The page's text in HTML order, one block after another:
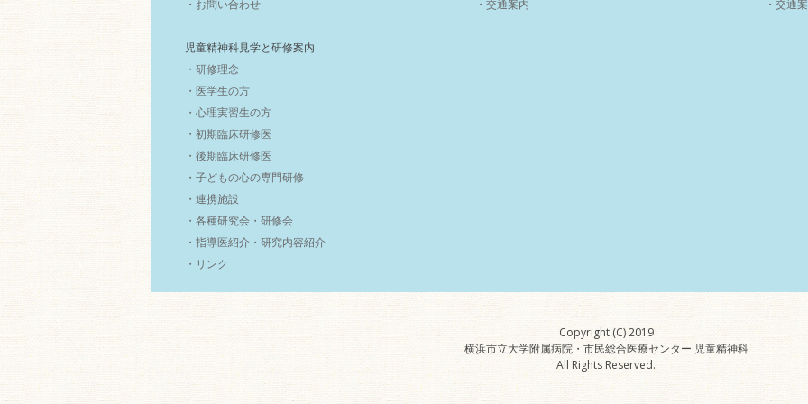
・お問い合わせ
児童精神科見学と研修案内
・研修理念
・医学生の方
・心理実習生の方
・初期臨床研修医
・後期臨床研修医
・子どもの心の専門研修
・連携施設
・各種研究会・研修会
・指導医紹介・研究内容紹介
・リンク
・交通案内 ・交通
Copyright (C) 2019
横浜市立大学附属病院・市民総合医療センター 児童精神科
All Rights Reserved.